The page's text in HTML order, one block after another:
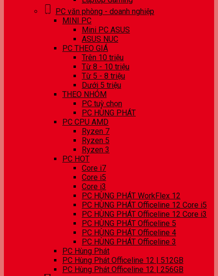
PC văn phòng - doanh nghiệp
MINI PC
Mini PC ASUS
ASUS NUC
PC THEO GIÁ
Trên 10 triệu
Từ 8 - 10 triệu
Từ 5 - 8 triệu
Dưới 5 triệu
THEO NHÓM
PC tuỳ chọn
PC HÙNG PHÁT
PC CPU AMD
Ryzen 7
Ryzen 5
Ryzen 3
PC HOT
Core i7
Core i5
Core i3
PC HÙNG PHÁT WorkFlex 12
PC HÙNG PHÁT Officeline 12 Core i5
PC HÙNG PHÁT Officeline 12 Core i3
PC HÙNG PHÁT Officeline 5
PC HÙNG PHÁT Officeline 4
PC HÙNG PHÁT Officeline 3
PC Hùng Phát
PC Hùng Phát Officeline 12 | 512GB
PC Hùng Phát Officeline 12 | 256GB